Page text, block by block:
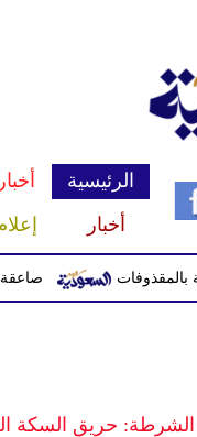
الرئيسية
أخبار
صاعقة تقتل لاعبا
حريق السكة